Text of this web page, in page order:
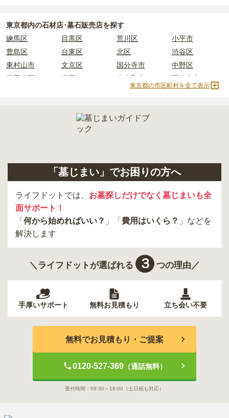
正確な費用は、区画や石材の選び方によって大きく変わるため、見
積もりを取るまで確定しません。
現地見学では、担当者に「提示金額以外にかかる費用はないか」を
必ず確認することをおすすめします。
現地への見学が難しい場合は、資料請求でも各霊園の詳しい料金案
寺院墓地
1人用区画あり 2人用区画あり
東京都内の石材店･墓石販売店を探す
練馬区
目黒区 荒川区
小平市
豊島区
台東区 北区
渋谷区
東村山市
文京区 国分寺市
中野区
世田谷区
港区 東大和市
西東京市
町田市 府中市
昭島市
葛飾区 墨田区
杉並区
東京都の市区町村を全て表示
「墓じまい」でお困りの方へ
ライフドットでは、 お墓探しだけでなく墓じまいも全
面サポート！
「 何から始めればいい？ 」「 費用はいくら？ 」などを
解決します
＼ライフドットが選ばれる ３ つの理由／
手厚いサポート 無料お見積もり 立ち会い不要
無料でお見積もり・ご提案
0120-527-369（通話無料）
受付時間： 09:30～18:00 （土日祝も対応）